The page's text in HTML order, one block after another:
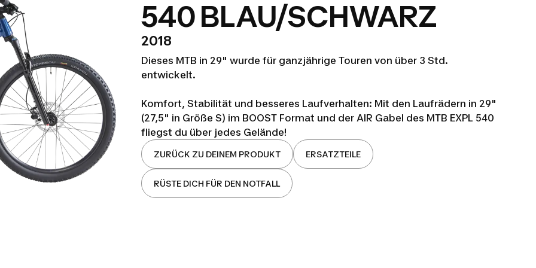
540 BLAU/SCHWARZ
2018
Dieses MTB in 29" wurde für ganzjährige Touren von über 3 Std.
entwickelt.
Komfort, Stabilität und besseres Laufverhalten: Mit den Laufrädern in 29"
(27,5" in Größe S) im BOOST Format und der AIR Gabel des MTB EXPL 540
fliegst du über jedes Gelände!
ZURÜCK ZU DEINEM PRODUKT ERSATZTEILE
RÜSTE DICH FÜR DEN NOTFALL